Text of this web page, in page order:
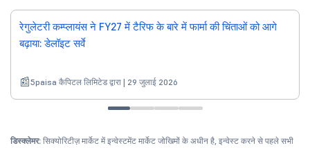
रेगुलेटरी कम्प्लायंस ने FY27 में टैरिफ के बारे में फार्मा की चिंताओं को आगे
बढ़ाया: डेलॉइट सर्वे
5paisa कैपिटल लिमिटेड द्वारा | 29 जुलाई 2026
डिस्क्लेमर: सिक्योरिटीज़ मार्केट में इन्वेस्टमेंट मार्केट जोखिमों के अधीन है, इन्वेस्ट करने से पहले सभी